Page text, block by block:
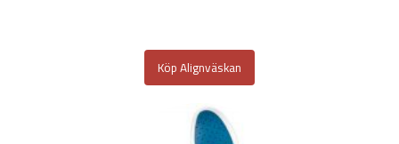
Köp Alignväskan